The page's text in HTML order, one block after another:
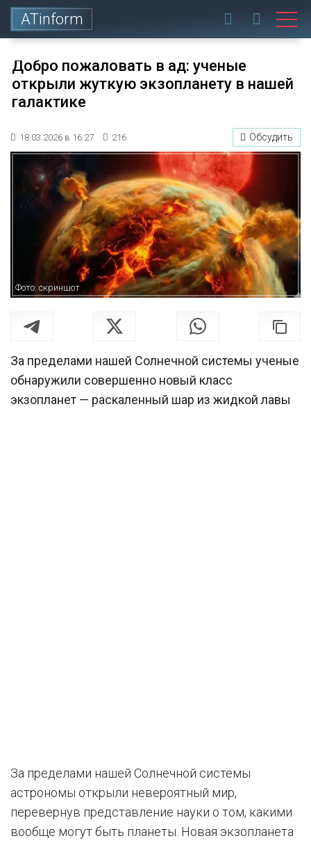
ATinform
Добро пожаловать в ад: ученые
открыли жуткую экзопланету в нашей
галактике
18.03.2026 в 16:27 216 Обсудить
Фото: скриншот
За пределами нашей Солнечной системы ученые
обнаружили совершенно новый класс
экзопланет — раскаленный шар из жидкой лавы
За пределами нашей Солнечной системы
астрономы открыли невероятный мир,
перевернув представление науки о том, какими
вообще могут быть планеты. Новая экзопланета